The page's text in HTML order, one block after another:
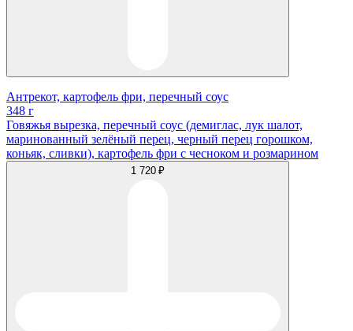
Антрекот, картофель фри, перечный соус
348 г
Говяжья вырезка, перечный соус (демиглас, лук шалот,
маринованный зелёный перец, черный перец горошком,
коньяк, сливки), картофель фри с чесноком и розмарином
1 720 ₽